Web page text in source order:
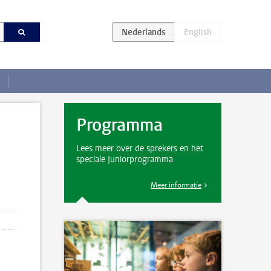
Programma
Lees meer over de sprekers en het
speciale Juniorprogramma
Meer informatie